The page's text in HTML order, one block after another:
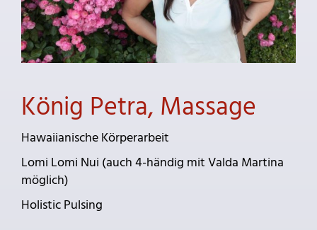
König Petra, Massage
Hawaiianische Körperarbeit
Lomi Lomi Nui (auch 4-händig mit Valda Martina
möglich)
Holistic Pulsing